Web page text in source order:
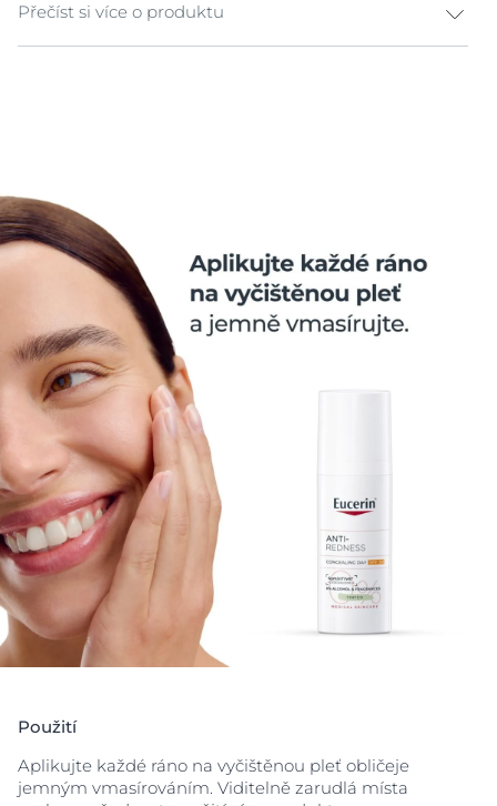
Přečíst si více o produktu
Kombinuje dvě aktivní složky:
SymSitive® působí jako regulátor citlivosti přímo u
zdroje hyperreaktivity a okamžitě zklidňuje pleť.
Licochalcon A
, aktivní složka extraktu z kořene
lékořice (glycyrrhiza inflata), účinně redukuje
zarudnutí.
Benefity:
okamžitě zklidňuje pleť
redukuje a zmírňuje zarudnutí
dodávázářivý vzhled
pleti
Dobrá kožní snášenlivost a velmi dobrá účinnost u
velmi citlivé pleti a pleti se sklonem k růžovce.
0 % alkoholu a parfemace
Použití
Aplikujte každé ráno na vyčištěnou pleť obličeje
jemným vmasírováním. Viditelně zarudlá místa